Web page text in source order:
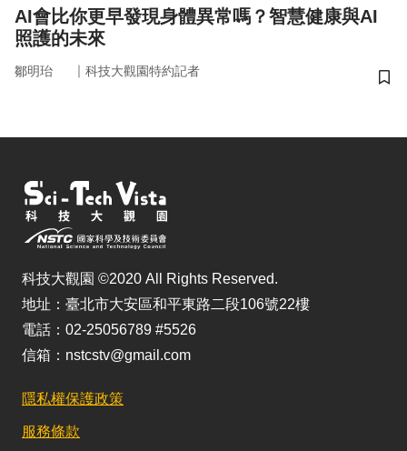
AI會比你更早發現身體異常嗎？智慧健康與AI
照護的未來
鄒明珆 ｜ 科技大觀園特約記者
儲
科技大觀園 ©2020 All Rights Reserved.
地址：臺北市大安區和平東路二段106號22樓
電話：02-25056789 #5526
信箱：nstcstv@gmail.com
隱私權保護政策
服務條款